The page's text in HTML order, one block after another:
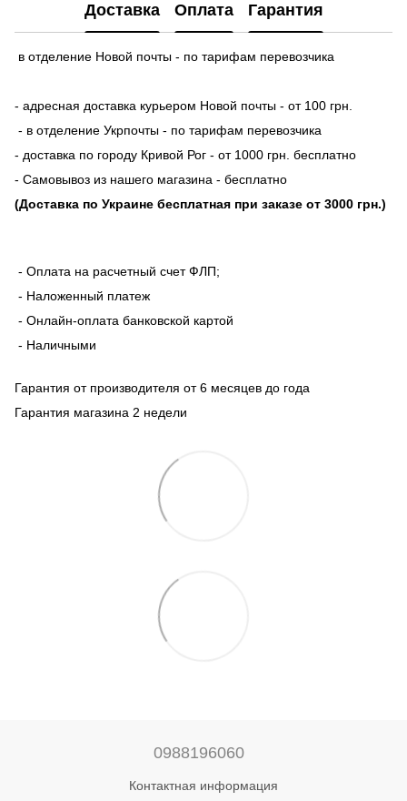
Доставка Оплата Гарантия
в отделение Новой почты - по тарифам перевозчика
- адресная доставка курьером Новой почты - от 100 грн.
- в отделение Укрпочты - по тарифам перевозчика
- доставка по городу Кривой Рог - от 1000 грн. бесплатно
- Самовывоз из нашего магазина - бесплатно
(Доставка по Украине бесплатная при заказе от 3000 грн.)
- Оплата на расчетный счет ФЛП;
- Наложенный платеж
- Онлайн-оплата банковской картой
- Наличными
Гарантия от производителя от 6 месяцев до года
Гарантия магазина 2 недели
0988196060
Контактная информация